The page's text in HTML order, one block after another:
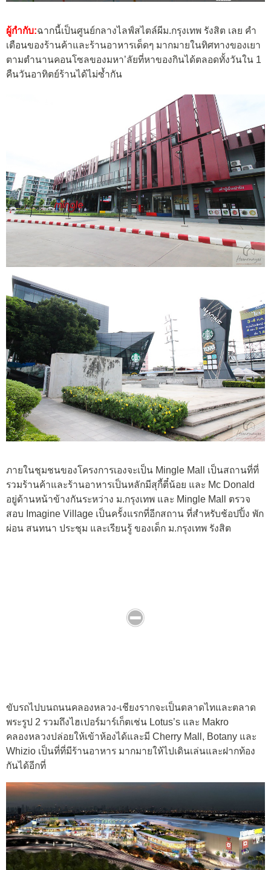
ผู้กำกับ:ฉากนี้เป็นศูนย์กลางไลฟ์สไตล์ผีม.กรุงเทพ รังสิต เลย คำ
เตือนของร้านค้าและร้านอาหารเด็ดๆ มากมายในทิศทางของเยา
ตามตำนานคอนโซลของมหา’ลัยที่หาของกินได้ตลอดทั้งวันใน 1
คืนวันอาทิตย์ร้านได้ไม่ซ้ำกัน
ภายในชุมชนของโครงการเองจะเป็น Mingle Mall เป็นสถานที่ที่
รวมร้านค้าและร้านอาหารเป็นหลักมีสุกี้ตี๋น้อย และ Mc Donald
อยู่ด้านหน้าข้างกันระหว่าง ม.กรุงเทพ และ Mingle Mall ตรวจ
สอบ Imagine Village เป็นครั้งแรกที่อีกสถาน ที่สำหรับช้อปปิ้ง พัก
ผ่อน สนทนา ประชุม และเรียนรู้ ของเด็ก ม.กรุงเทพ รังสิต
ขับรถไปบนถนนคลองหลวง-เชียงรากจะเป็นตลาดไทและตลาด
พระรูป 2 รวมถึงไฮเปอร์มาร์เก็ตเช่น Lotus’s และ Makro
คลองหลวงปล่อยให้เข้าห้องได้และมี Cherry Mall, Botany และ
Whizio เป็นที่ที่มีร้านอาหาร มากมายให้ไปเดินเล่นและฝากท้อง
กันได้อีกที่